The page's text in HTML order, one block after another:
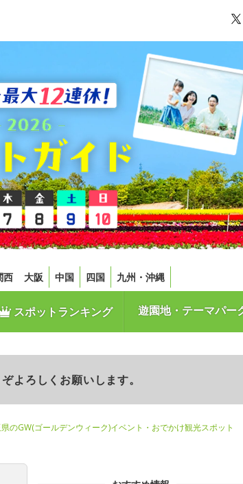
西 大阪 中国 四国 九州・沖縄
スポットランキング 遊園地・テーマパー
よろしくお願いします。
のGW(ゴールデンウィーク)イベント・おでかけ観光スポット